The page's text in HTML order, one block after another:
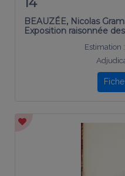
BEAUZÉE, Nicolas
Exposition raisonnée
Estimation :